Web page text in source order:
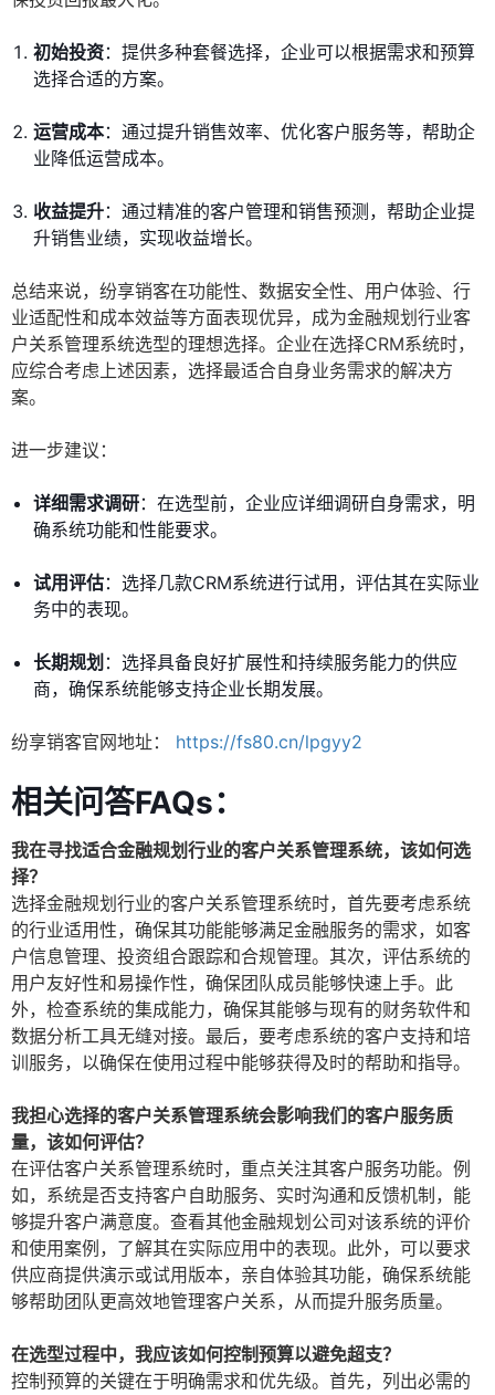
初始投资：提供多种套餐选择，企业可以根据需求和预算
选择合适的方案。
运营成本：通过提升销售效率、优化客户服务等，帮助企
业降低运营成本。
收益提升：通过精准的客户管理和销售预测，帮助企业提
升销售业绩，实现收益增长。
总结来说，纷享销客在功能性、数据安全性、用户体验、行
业适配性和成本效益等方面表现优异，成为金融规划行业客
户关系管理系统选型的理想选择。企业在选择CRM系统时，
应综合考虑上述因素，选择最适合自身业务需求的解决方
案。
进一步建议：
详细需求调研：在选型前，企业应详细调研自身需求，明
确系统功能和性能要求。
试用评估：选择几款CRM系统进行试用，评估其在实际业
务中的表现。
长期规划 ：选择具备良好扩展性和持续服务能力的供应
商，确保系统能够支持企业长期发展。
纷享销客官网地址： https://fs80.cn/lpgyy2
相关问答FAQs：
我在寻找适合金融规划行业的客户关系管理系统，该如何选
择？
选择金融规划行业的客户关系管理系统时，首先要考虑系统
的行业适用性，确保其功能能够满足金融服务的需求，如客
户信息管理、投资组合跟踪和合规管理。其次，评估系统的
用户友好性和易操作性，确保团队成员能够快速上手。此
外，检查系统的集成能力，确保其能够与现有的财务软件和
数据分析工具无缝对接。最后，要考虑系统的客户支持和培
训服务，以确保在使用过程中能够获得及时的帮助和指导。
我担心选择的客户关系管理系统会影响我们的客户服务质
量，该如何评估？
在评估客户关系管理系统时，重点关注其客户服务功能。例
如，系统是否支持客户自助服务、实时沟通和反馈机制，能
够提升客户满意度。查看其他金融规划公司对该系统的评价
和使用案例，了解其在实际应用中的表现。此外，可以要求
供应商提供演示或试用版本，亲自体验其功能，确保系统能
够帮助团队更高效地管理客户关系，从而提升服务质量。
在选型过程中，我应该如何控制预算以避免超支？
控制预算的关键在于明确需求和优先级。首先，列出必需的